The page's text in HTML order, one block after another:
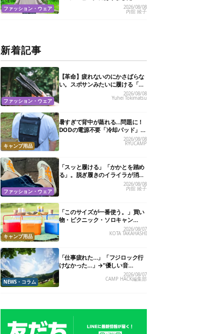
ファッション・ウェア 2026/08/08
内舘 綾子
新着記事
ファッション・ウェア
【革命】疲れないのにかさばらな
い。スポサンみたいに履ける「リ
カバリーサンダル」が大本命！
2026/08/08
Yuhei Tokimatsu
キャンプ用品
暑すぎて背中が蒸れる…問題に！
DODの電源不要「冷却パッド」を
試したら、夏の移動がラクになっ
た
2026/08/08
RYUCAMP
ファッション・ウェア
「スッと履ける」「かかとを踏め
る」。脱ぎ履きのイライラが消え
る快適“スニーカーサンダル”6選
2026/08/08
内舘 綾子
キャンプ用品
「このサイズが一番使う。」買い
物・ピクニック・ソロキャン
に“ちょうどいい”小型クーラーボ
ックス13選
2026/08/07
KOTA TAKAHASHI
NEWS・コラム
「仕事疲れた…」「フジロック行
けなかった…」→“優しい音
楽”と“大きな自然”で治癒。まだ間
に合います。
2026/08/07
CAMP HACK編集部